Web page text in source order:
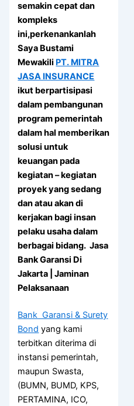
semakin cepat dan
kompleks
ini,perkenankanlah
Saya Bustami
Mewakili PT. MITRA
JASA INSURANCE
ikut berpartisipasi
dalam pembangunan
program pemerintah
dalam hal memberikan
solusi untuk
keuangan pada
kegiatan – kegiatan
proyek yang sedang
dan atau akan di
kerjakan bagi insan
pelaku usaha dalam
berbagai bidang. Jasa
Bank Garansi Di
Jakarta | Jaminan
Pelaksanaan
Bank Garansi & Surety
Bond yang kami
terbitkan diterima di
instansi pemerintah,
maupun Swasta,
(BUMN, BUMD, KPS,
PERTAMINA, ICO,